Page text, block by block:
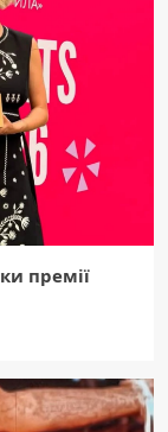
ціни та
про
за Україну
премії